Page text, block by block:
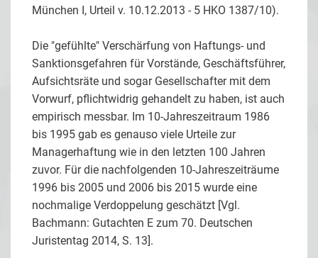
München I, Urteil v. 10.12.2013 - 5 HKO 1387/10).
Die "gefühlte" Verschärfung von Haftungs- und
Sanktionsgefahren für Vorstände, Geschäftsführer,
Aufsichtsräte und sogar Gesellschafter mit dem
Vorwurf, pflichtwidrig gehandelt zu haben, ist auch
empirisch messbar. Im 10-Jahreszeitraum 1986
bis 1995 gab es genauso viele Urteile zur
Managerhaftung wie in den letzten 100 Jahren
zuvor. Für die nachfolgenden 10-Jahreszeiträume
1996 bis 2005 und 2006 bis 2015 wurde eine
nochmalige Verdoppelung geschätzt [Vgl.
Bachmann: Gutachten E zum 70. Deutschen
Juristentag 2014, S. 13].